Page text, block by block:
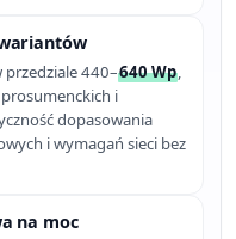
przedziale 440–640 Wp,
i
dopasowania
i wymagań sieci bez
na moc